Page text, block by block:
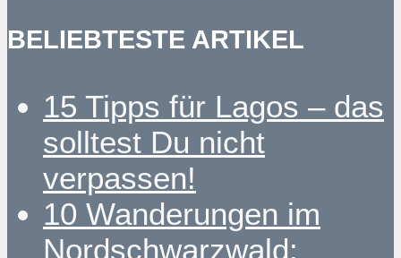
BELIEBTESTE ARTIKEL
15 Tipps für Lagos – das
solltest Du nicht
verpassen!
10 Wanderungen im
Nordschwarzwald: